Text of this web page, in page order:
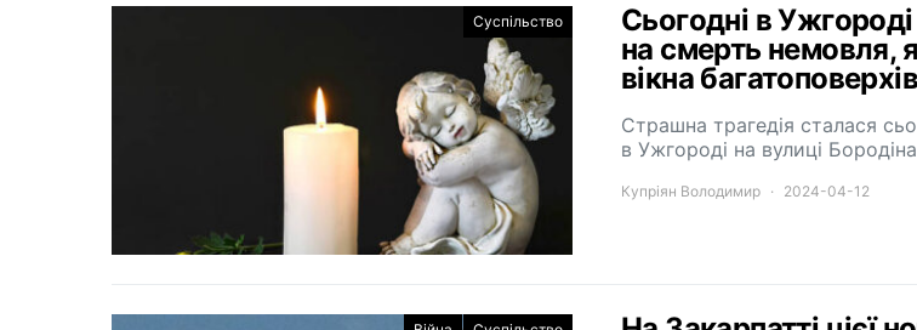
Суспільство
Сьогодні в
на смерть немовля,
вікна
Страшна трагедія сталася
в Ужгороді на вулиці
Купріян Володимир 2024-04-12